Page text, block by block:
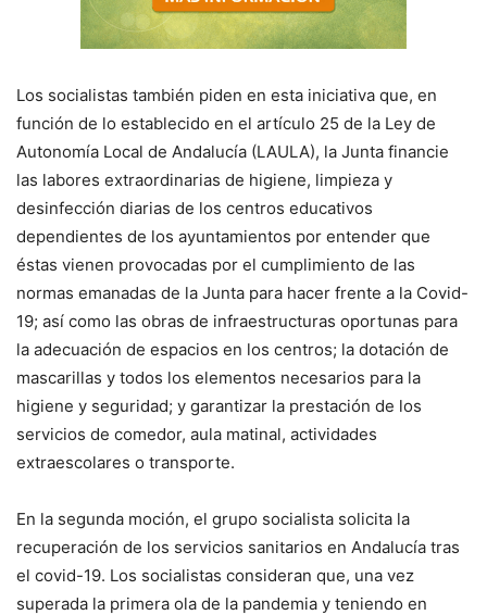
Los socialistas también piden en esta iniciativa que, en
función de lo establecido en el artículo 25 de la Ley de
Autonomía Local de Andalucía (LAULA), la Junta financie
las labores extraordinarias de higiene, limpieza y
desinfección diarias de los centros educativos
dependientes de los ayuntamientos por entender que
éstas vienen provocadas por el cumplimiento de las
normas emanadas de la Junta para hacer frente a la Covid-
19; así como las obras de infraestructuras oportunas para
la adecuación de espacios en los centros; la dotación de
mascarillas y todos los elementos necesarios para la
higiene y seguridad; y garantizar la prestación de los
servicios de comedor, aula matinal, actividades
extraescolares o transporte.
En la segunda moción, el grupo socialista solicita la
recuperación de los servicios sanitarios en Andalucía tras
el covid-19. Los socialistas consideran que, una vez
superada la primera ola de la pandemia y teniendo en